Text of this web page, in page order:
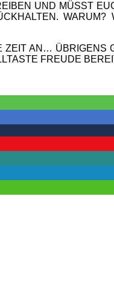
UND MÜSST
AN… ÜBRIGENS
FREUDE